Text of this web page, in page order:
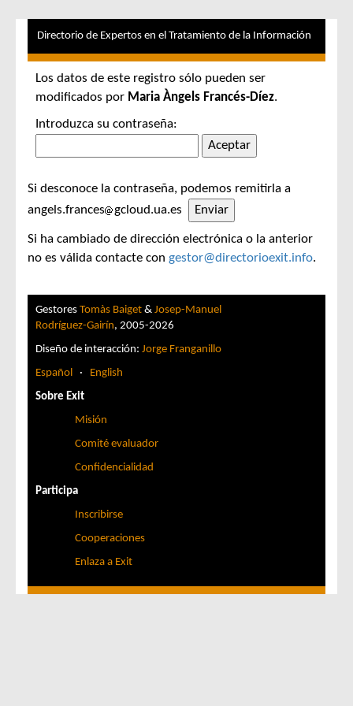
Directorio de Expertos en el Tratamiento de la Información
Los datos de este registro sólo pueden ser
modificados por Maria Àngels Francés-Díez.
Introduzca su contraseña:
Si desconoce la contraseña, podemos remitirla a
angels.frances
gcloud.ua.es
Si ha cambiado de dirección electrónica o la anterior
no es válida contacte con gestor@directorioexit.info.
Gestores Tomàs Baiget & Josep-Manuel
Rodríguez-Gairín, 2005-2026
Diseño de interacción: Jorge Franganillo
Español · English
Sobre Exit
Misión
Comité evaluador
Confidencialidad
Participa
Inscribirse
Cooperaciones
Enlaza a Exit